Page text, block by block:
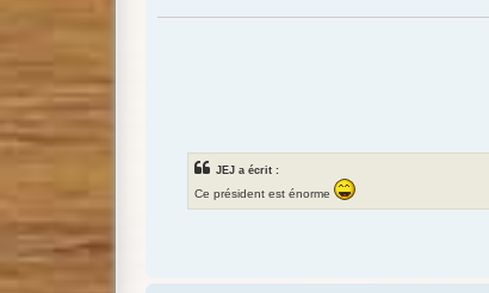
JEJ a écrit :
Ce président est énorme